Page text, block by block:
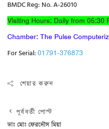
BMDC Reg: No. A-26010
Visiting Hours: Daily from 05:30
Chamber: The Pulse
For Serial: 01791-376873
শেয়ার করুন
পূর্ববর্তী পোস্ট
ডাঃ মোঃ ফেরদৌস মিয়া